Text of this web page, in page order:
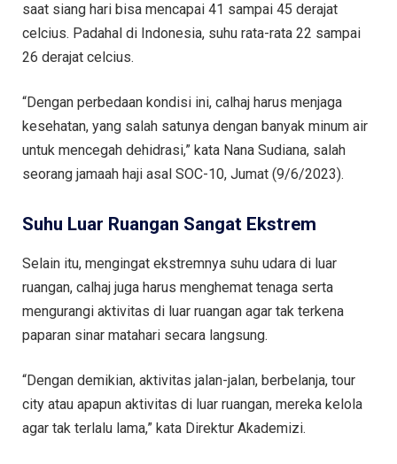
saat siang hari bisa mencapai 41 sampai 45 derajat
celcius. Padahal di Indonesia, suhu rata-rata 22 sampai
26 derajat celcius.
“Dengan perbedaan kondisi ini, calhaj harus menjaga
kesehatan, yang salah satunya dengan banyak minum air
untuk mencegah dehidrasi,” kata Nana Sudiana, salah
seorang jamaah haji asal SOC-10, Jumat (9/6/2023).
Suhu Luar Ruangan Sangat Ekstrem
Selain itu, mengingat ekstremnya suhu udara di luar
ruangan, calhaj juga harus menghemat tenaga serta
mengurangi aktivitas di luar ruangan agar tak terkena
paparan sinar matahari secara langsung.
“Dengan demikian, aktivitas jalan-jalan, berbelanja, tour
city atau apapun aktivitas di luar ruangan, mereka kelola
agar tak terlalu lama,” kata Direktur Akademizi.